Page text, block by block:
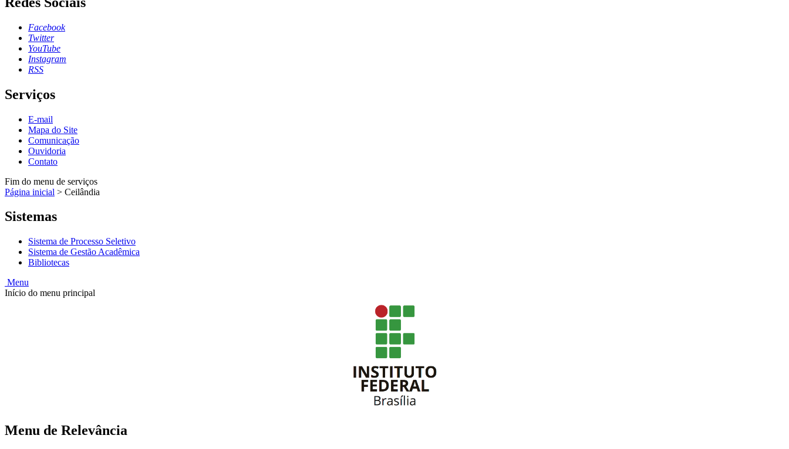
Facebook
Twitter
YouTube
Instagram
RSS
Serviços
E-mail
Mapa do Site
Comunicação
Ouvidoria
Contato
Fim do menu de serviços
Página inicial > Ceilândia
Sistemas
Sistema de Processo Seletivo
Sistema de Gestão Acadêmica
Bibliotecas
Menu
Início do menu principal
Menu de Relevância